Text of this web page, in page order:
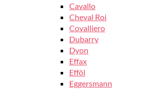
Cavallo
Cheval Roi
Covalliero
Dubarry
Dyon
Effax
Efföl
Eggersmann